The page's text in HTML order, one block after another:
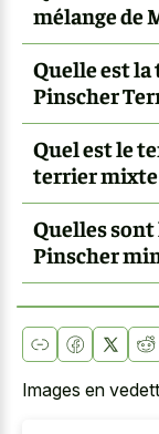
mélange de
Quelle est
Pinscher
Quel est le
terrier mixte
Quelles sont
Pinscher
Images en